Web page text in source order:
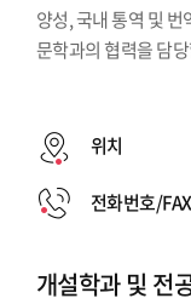
양성, 국내 통역 및
문학과의 협력을 담
위치
전화번호/FAX
개설학과 및 전